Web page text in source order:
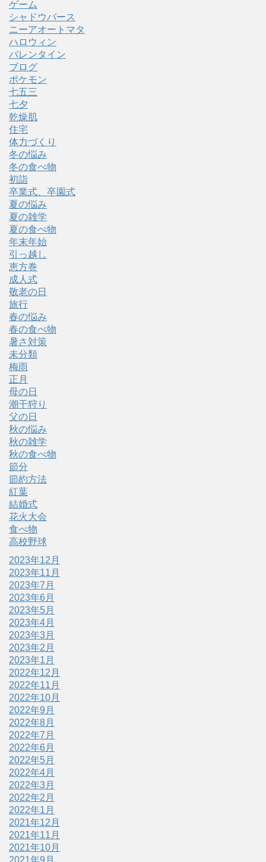
ゲーム
シャドウバース
ニーアオートマタ
ハロウィン
バレンタイン
ブログ
ポケモン
七五三
七夕
乾燥肌
住宅
体力づくり
冬の悩み
冬の食べ物
初詣
卒業式、卒園式
夏の悩み
夏の雑学
夏の食べ物
年末年始
引っ越し
恵方巻
成人式
敬老の日
旅行
春の悩み
春の食べ物
暑さ対策
未分類
梅雨
正月
母の日
潮干狩り
父の日
秋の悩み
秋の雑学
秋の食べ物
節分
節約方法
紅葉
結婚式
花火大会
食べ物
高校野球
2023年12月
2023年11月
2023年7月
2023年6月
2023年5月
2023年4月
2023年3月
2023年2月
2023年1月
2022年12月
2022年11月
2022年10月
2022年9月
2022年8月
2022年7月
2022年6月
2022年5月
2022年4月
2022年3月
2022年2月
2022年1月
2021年12月
2021年11月
2021年10月